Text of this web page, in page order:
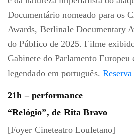
Documentário nomeado para os
Awards, Berlinale Documentary
do Público de 2025. Filme
Gabinete do Parlamento
legendado em português.
21h – performance
“Relógio”, de Rita Bravo
[Foyer Cineteatro Louletano]